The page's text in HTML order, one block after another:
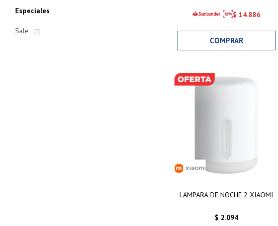
$ 14.886
LAMPARA DE NOCHE 2 XIAOMI
$ 2.094
Especiales
Sale (3)